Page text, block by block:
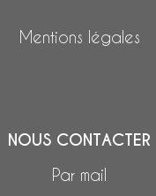
Mentions légales
NOUS CONTACTER
Par mail